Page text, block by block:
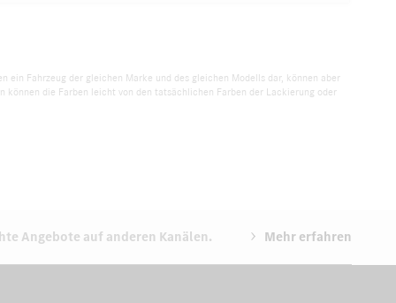
Fahrzeug der gleichen Marke und des gleichen Modells dar, können aber
können die Farben leicht von den tatsächlichen Farben der Lackierung oder
Angebote auf anderen Kanälen. Mehr erfahren